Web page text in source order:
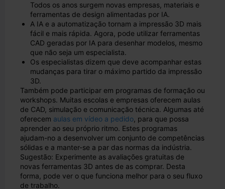
Todos os anos surgem novas empresas, materiais e
ferramentas de design alimentadas por IA.
A IA e a automatização tornam a impressão 3D mais
fácil e mais rápida. Agora, pode utilizar ferramentas
CAD geradas por IA para desenhar modelos, mesmo
que não seja um especialista.
Os especialistas dizem que deve acompanhar estas
mudanças para tirar o máximo partido da impressão
3D.
Também pode participar em programas de formação ou
workshops. Muitas escolas e empresas oferecem aulas
de CAD, simulação e comunicação técnica. Algumas até
oferecem aulas em vídeo a pedido , para que possa
aprender ao seu próprio ritmo. Estes programas
ajudam-no a desenvolver um conjunto de competências
sólidas e a manter-se a par das normas da indústria.
Sugestão: Experimente as avaliações gratuitas de
novas ferramentas 3D antes de as comprar. Desta
forma, pode ver o que funciona melhor para o seu fluxo
de trabalho.